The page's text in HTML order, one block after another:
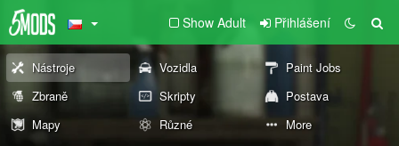
Show Adult Přihlášení
Nástroje Vozidla
Paint Jobs
Zbraně
Skripty
Postava
Mapy
Různé More